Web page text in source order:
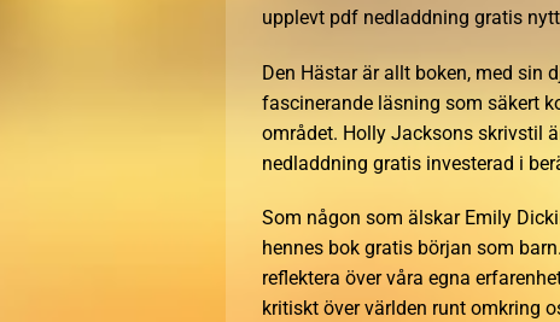
upplevt pdf nedladdning gratis
Den Hästar är allt boken, med sin
fascinerande läsning som säkert
området. Holly Jacksons skrivstil
nedladdning gratis investerad i
Som någon som älskar Emily
hennes bok gratis början som
reflektera över våra egna
kritiskt över världen runt omkring